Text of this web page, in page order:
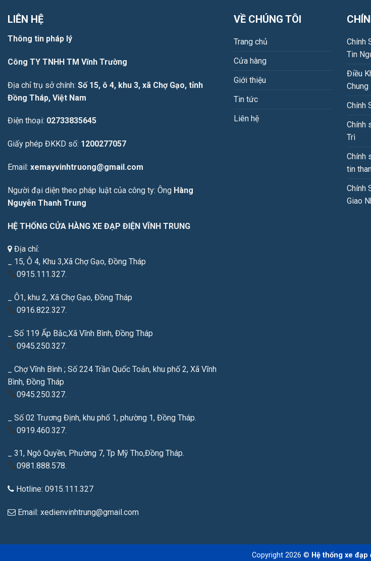
LIÊN HỆ
Thông tin pháp lý
Công TY TNHH TM Vĩnh Trường
Địa chỉ trụ sở chính: Số 15, ô 4, khu 3, xã Chợ Gạo, tỉnh
Đồng Tháp, Việt Nam
Điện thoại: 02733835645
Giấy phép ĐKKD số: 1200277057
Email: xemayvinhtruong@gmail.com
Người đại diện theo pháp luật của công ty: Ông Hàng
Nguyễn Thanh Trung
HỆ THỐNG CỬA HÀNG XE ĐẠP ĐIỆN VĨNH TRUNG
Địa chỉ:
_ 15, Ô 4, Khu 3,Xã Chợ Gạo, Đồng Tháp
0915.111.327.
_ Ô1, khu 2, Xã Chợ Gạo, Đồng Tháp
0916.822.327.
_ Số 119 Ấp Bắc,Xã Vĩnh Bình, Đồng Tháp
0945.250.327.
_ Chợ Vĩnh Bình ; Số 224 Trần Quốc Toản, khu phố 2, Xã Vĩnh
Bình, Đồng Tháp
0945.250.327.
_ Số 02 Trương Định, khu phố 1, phường 1, Đồng Tháp.
0919.460.327.
_ 31, Ngô Quyền, Phường 7, Tp Mỹ Tho,Đồng Tháp.
0981.888.578.
Hotline: 0915.111.327
Email: xedienvinhtrung@gmail.com
VỀ CHÚNG TÔI
Trang chủ
Cửa hàng
Giới thiệu
Tin tức
Liên hệ
Chính
Tin
Điều
Chung
Chính
Chính
Trì
Chính
tin
Chính
Giao
Copyright 2026 © Hệ thống xe